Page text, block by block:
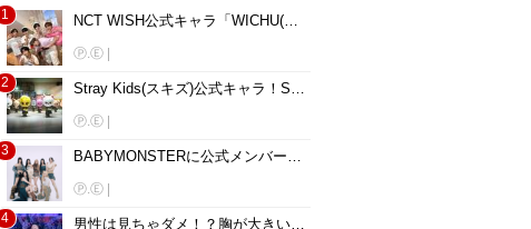
1 NCT WISH公式キャラ「WICHU(ウィチュ)」！名前、読み方、動物を大公開♡
Ⓟ.Ⓔ|
2
Stray Kids(スキズ)公式キャラ！SKZOOの名前、読み方、動物を大公開♡
Ⓟ.Ⓔ|
3
BABYMONSTERに公式メンバーカラーはある？メンバー別に紹介♡
Ⓟ.Ⓔ|
4
男性は見ちゃダメ！？胸が大きいと話題の韓国女性アイドル15人を紹介♡